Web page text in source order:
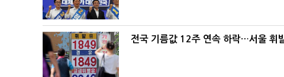
전국 기름값 12주 연속 하락…서울 휘